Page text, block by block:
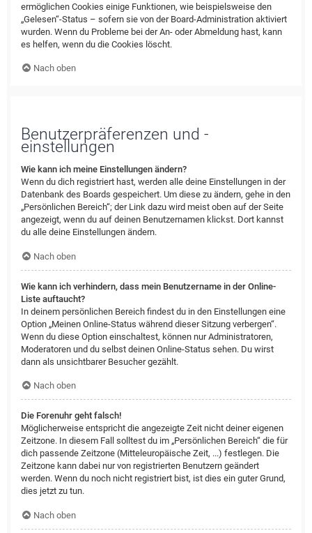
ermöglichen Cookies einige Funktionen, wie beispielsweise den
„Gelesen“-Status – sofern sie von der Board-Administration aktiviert
wurden. Wenn du Probleme bei der An- oder Abmeldung hast, kann
es helfen, wenn du die Cookies löscht.
Nach oben
Benutzerpräferenzen und -
einstellungen
Wie kann ich meine Einstellungen ändern?
Wenn du dich registriert hast, werden alle deine Einstellungen in der
Datenbank des Boards gespeichert. Um diese zu ändern, gehe in den
„Persönlichen Bereich“; der Link dazu wird meist oben auf der Seite
angezeigt, wenn du auf deinen Benutzernamen klickst. Dort kannst
du alle deine Einstellungen ändern.
Nach oben
Wie kann ich verhindern, dass mein Benutzername in der Online-
Liste auftaucht?
In deinem persönlichen Bereich findest du in den Einstellungen eine
Option „Meinen Online-Status während dieser Sitzung verbergen“.
Wenn du diese Option einschaltest, können nur Administratoren,
Moderatoren und du selbst deinen Online-Status sehen. Du wirst
dann als unsichtbarer Besucher gezählt.
Nach oben
Die Forenuhr geht falsch!
Möglicherweise entspricht die angezeigte Zeit nicht deiner eigenen
Zeitzone. In diesem Fall solltest du im „Persönlichen Bereich“ die für
dich passende Zeitzone (Mitteleuropäische Zeit, ...) festlegen. Die
Zeitzone kann dabei nur von registrierten Benutzern geändert
werden. Wenn du noch nicht registriert bist, ist dies ein guter Grund,
dies jetzt zu tun.
Nach oben